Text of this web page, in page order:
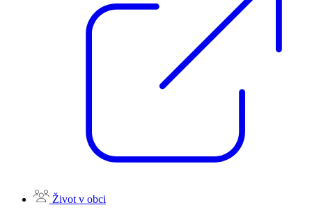
Život v obci